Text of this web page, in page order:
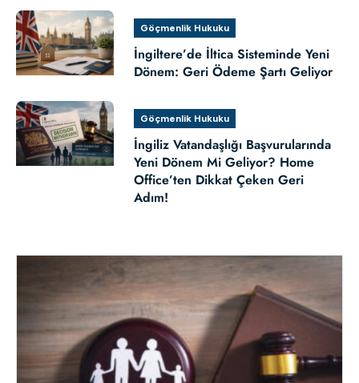
Göçmenlik Hukuku
İngiltere’de İltica Sisteminde Yeni
Dönem: Geri Ödeme Şartı Geliyor
Göçmenlik Hukuku
İngiliz Vatandaşlığı Başvurularında
Yeni Dönem Mi Geliyor? Home
Office’ten Dikkat Çeken Geri
Adım!